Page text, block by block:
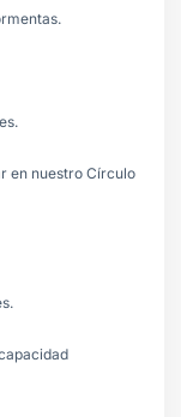
en nuestro Círculo